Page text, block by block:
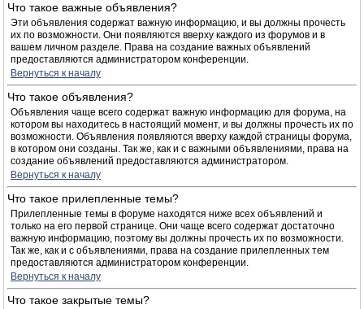
Что такое важные объявления?
Эти объявления содержат важную информацию, и вы должны прочесть
их по возможности. Они появляются вверху каждого из форумов и в
вашем личном разделе. Права на создание важных объявлений
предоставляются администратором конференции.
Вернуться к началу
Что такое объявления?
Объявления чаще всего содержат важную информацию для форума, на
котором вы находитесь в настоящий момент, и вы должны прочесть их по
возможности. Объявления появляются вверху каждой страницы форума,
в котором они созданы. Так же, как и с важными объявлениями, права на
создание объявлений предоставляются администратором.
Вернуться к началу
Что такое прилепленные темы?
Прилепленные темы в форуме находятся ниже всех объявлений и
только на его первой странице. Они чаще всего содержат достаточно
важную информацию, поэтому вы должны прочесть их по возможности.
Так же, как и с объявлениями, права на создание прилепленных тем
предоставляются администратором конференции.
Вернуться к началу
Что такое закрытые темы?